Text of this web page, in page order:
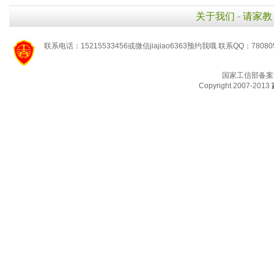
关于我们 - 请家教
联系电话：15215533456或微信jiajiao6363预约我哦 联系QQ：
国家工信部备
Copyright 2007-2013